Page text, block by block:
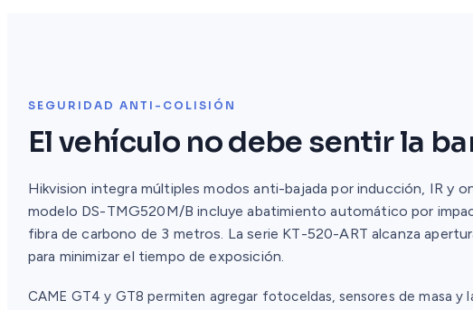
SEGURIDAD ANTI-COLISIÓN
El vehículo no debe sentir la
Hikvision integra múltiples modos anti-bajada por inducción, IR y
modelo DS-TMG520M/B incluye abatimiento automático por
fibra de carbono de 3 metros. La serie KT-520-ART alcanza
para minimizar el tiempo de exposición.
CAME GT4 y GT8 permiten agregar fotoceldas, sensores de masa y